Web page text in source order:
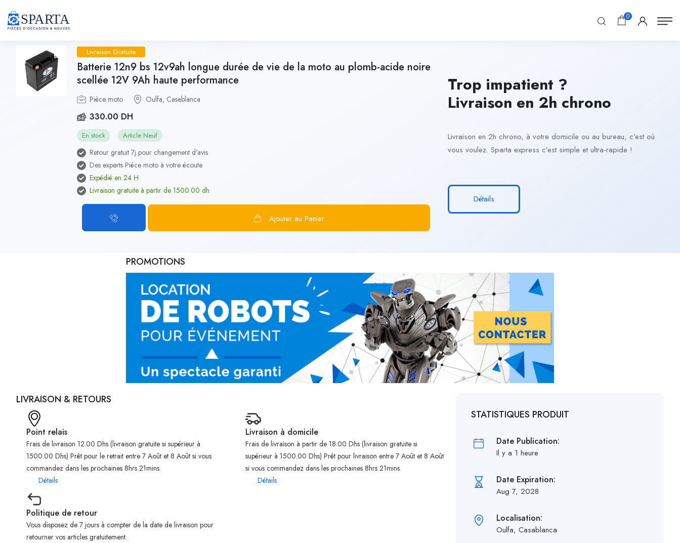
0
Livraison Gratuite
Batterie 12n9 bs 12v9ah longue durée de vie de la moto au plomb-acide noire
scellée 12V 9Ah haute performance
Pièce moto Oulfa, Casablanca
330.00 DH
En stock Article Neuf
Retour gratuit 7j pour changement d'avis
Des experts Pièce moto à votre écoute
Expédié en 24 H
Livraison gratuite à partir de 1500.00 dh
Ajouter au Panier
Trop impatient ?
Livraison en 2h chrono
Livraison en 2h chrono, à votre domicile ou au bureau, c’est où
vous voulez. Sparta express c’est simple et ultra-rapide !
Détails
PROMOTIONS
LIVRAISON & RETOURS
Point relais
Frais de livraison 12.00 Dhs (livraison gratuite si supérieur à
1500.00 Dhs) Prêt pour le retrait entre 7 Août et 8 Août si vous
commandez dans les prochaines 8hrs 21mins.
Détails
Livraison à domicile
Frais de livraison à partir de 18.00 Dhs (livraison gratuite si
supérieur à 1500.00 Dhs) Prêt pour livraison entre 7 Août et 8 Août
si vous commandez dans les prochaines 8hrs 21mins.
Détails
Politique de retour
Vous disposez de 7 jours à compter de la date de livraison pour
retourner vos articles gratuitement.
STATISTIQUES PRODUIT
Date Publication:
Il y a 1 heure
Date Expiration:
Aug 7, 2028
Localisation:
Oulfa, Casablanca